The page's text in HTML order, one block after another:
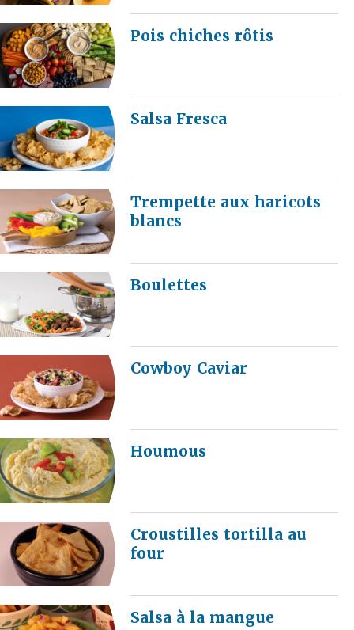
Pois chiches rôtis
Salsa Fresca
Trempette aux haricots
blancs
Boulettes
Cowboy Caviar
Houmous
Croustilles tortilla au
four
Salsa à la mangue